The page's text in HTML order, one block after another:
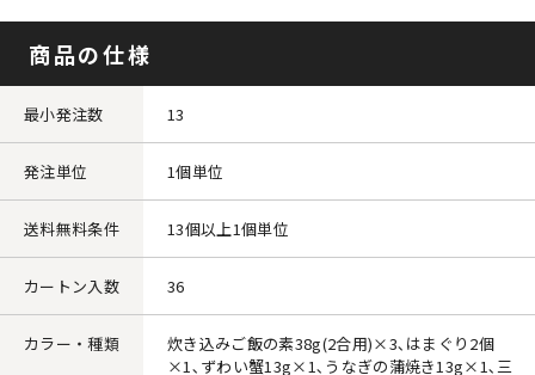
商品の仕様
最小発注数 13
発注単位 1個単位
送料無料条件 13個以上1個単位
カートン入数 36
カラー・種類
炊き込みご飯の素38g(2合用)×3､はまぐり2個
×1､ずわい蟹13g×1､うなぎの蒲焼き13g×1､三